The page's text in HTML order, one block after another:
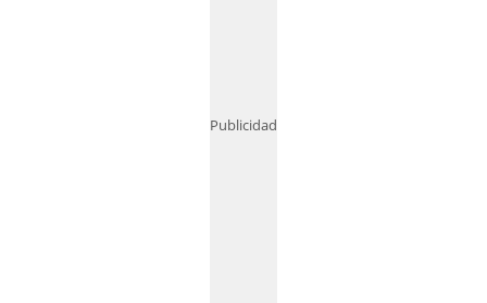
Publicidad